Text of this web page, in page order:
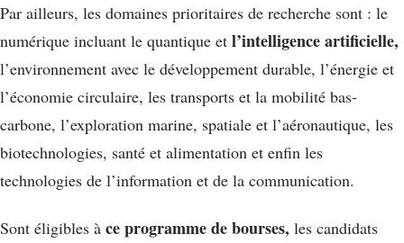
Par ailleurs, les domaines prioritaires de recherche sont : le
numérique incluant le quantique et l’intelligence artificielle,
l’environnement avec le développement durable, l’énergie et
l’économie circulaire, les transports et la mobilité bas-
carbone, l’exploration marine, spatiale et l’aéronautique, les
biotechnologies, santé et alimentation et enfin les
technologies de l’information et de la communication.
Sont éligibles à ce programme de bourses, les candidats